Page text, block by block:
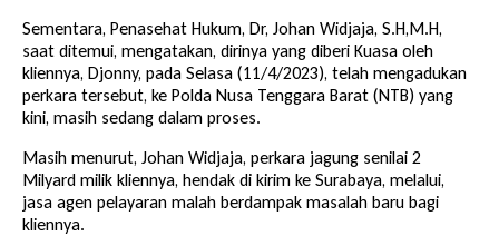
Sementara, Penasehat Hukum, Dr, Johan Widjaja, S.H,M.H,
saat ditemui, mengatakan, dirinya yang diberi Kuasa oleh
kliennya, Djonny, pada Selasa (11/4/2023), telah mengadukan
perkara tersebut, ke Polda Nusa Tenggara Barat (NTB) yang
kini, masih sedang dalam proses.
Masih menurut, Johan Widjaja, perkara jagung senilai 2
Milyard milik kliennya, hendak di kirim ke Surabaya, melalui,
jasa agen pelayaran malah berdampak masalah baru bagi
kliennya.